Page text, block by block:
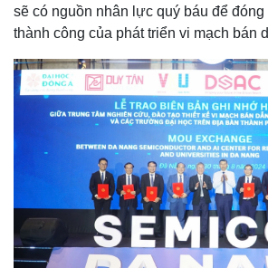
Chứng
Giá cà
sẽ có nguồn nhân lực quý báu để
thành công của phát triển vi mạch bán